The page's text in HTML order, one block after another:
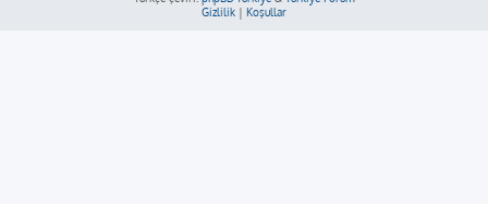
Gizlilik | Koşullar